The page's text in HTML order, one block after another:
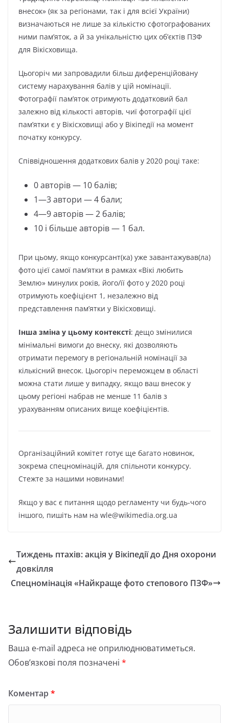
внесок» (як за регіонами, так і для всієї України)
визначаються не лише за кількістю сфотографованих
ними пам’яток, а й за унікальністю цих об’єктів ПЗФ
для Вікісховища.
Цьогоріч ми запровадили більш диференційовану
систему нарахування балів у цій номінації.
Фотографії пам’яток отримують додатковий бал
залежно від кількості авторів, чиї фотографії цієї
пам’ятки є у Вікісховищі або у Вікіпедії на момент
початку конкурсу.
Співвідношення додаткових балів у 2020 році таке:
0 авторів — 10 балів;
1—3 автори — 4 бали;
4—9 авторів — 2 балів;
10 і більше авторів — 1 бал.
При цьому, якщо конкурсант(ка) уже завантажував(ла)
фото цієї самої пам’ятки в рамках «Вікі любить
Землю» минулих років, його/її фото у 2020 році
отримують коефіцієнт 1, незалежно від
представлення пам’ятки у Вікісховищі.
Інша зміна у цьому контексті: дещо змінилися
мінімальні вимоги до внеску, які дозволяють
отримати перемогу в регіональній номінації за
кількісний внесок. Цьогоріч переможцем в області
можна стати лише у випадку, якщо ваш внесок у
цьому регіоні набрав не менше 11 балів з
урахуванням описаних вище коефіцієнтів.
Організаційний комітет готує ще багато новинок,
зокрема спецномінацій, для спільноти конкурсу.
Стежте за нашими новинами!
Якщо у вас є питання щодо регламенту чи будь-чого
іншого, пишіть нам на wle@wikimedia.org.ua
Тиждень птахів: акція у Вікіпедії до Дня охорони
довкілля
Спецномінація «Найкраще фото степового ПЗФ»
Залишити відповідь
Ваша e-mail адреса не оприлюднюватиметься.
Обов’язкові поля позначені *
Коментар*